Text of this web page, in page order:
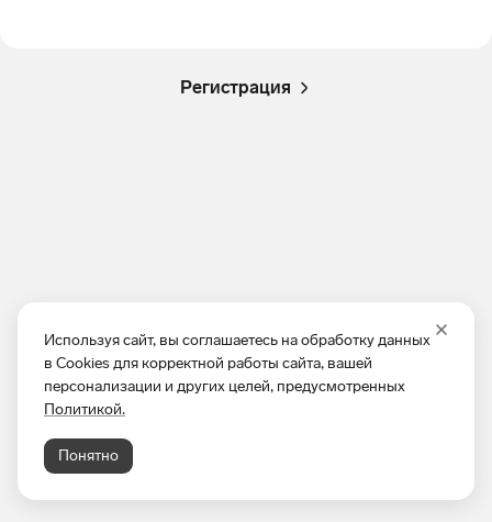
Используя сайт, вы соглашаетесь на обработку данных
в Cookies для корректной работы сайта, вашей
персонализации и других целей, предусмотренных
Политикой.
Понятно
Регистрация